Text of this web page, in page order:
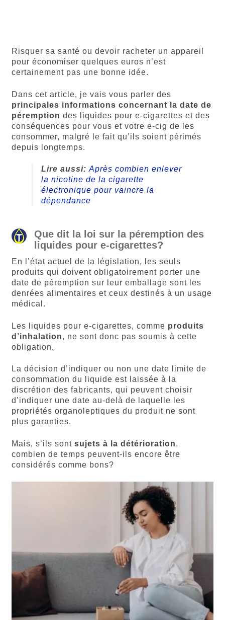
client
Risquer sa santé ou devoir racheter un appareil
pour économiser quelques euros n’est
certainement pas une bonne idée.
Dans cet article, je vais vous parler des
principales informations concernant la date de
péremption des liquides pour e-cigarettes et des
conséquences pour vous et votre e-cig de les
consommer, malgré le fait qu’ils soient périmés
depuis longtemps.
Lire aussi: Après combien enlever
la nicotine de la cigarette
électronique pour vaincre la
dépendance
Que dit la loi sur la péremption des
liquides pour e-cigarettes?
En l’état actuel de la législation, les seuls
produits qui doivent obligatoirement porter une
date de péremption sur leur emballage sont les
denrées alimentaires et ceux destinés à un usage
médical.
Les liquides pour e-cigarettes, comme produits
d’inhalation, ne sont donc pas soumis à cette
obligation.
La décision d’indiquer ou non une date limite de
consommation du liquide est laissée à la
discrétion des fabricants, qui peuvent choisir
d’indiquer une date au-delà de laquelle les
propriétés organoleptiques du produit ne sont
plus garanties.
Mais, s’ils sont sujets à la détérioration,
combien de temps peuvent-ils encore être
considérés comme bons?